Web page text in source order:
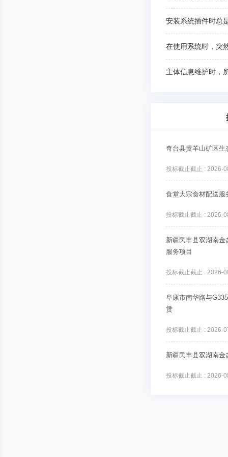
在使用系统时，突
主体信息维护时，
奇台县黄羊山矿区生
投标截止截止 : 2026-
食堂大宗食材配送服
投标截止截止 : 2026-
新疆民丰县双湖南
服务项目
投标截止截止 : 2026-
阜康市南华路与
赁
投标截止截止 : 2026-
新疆民丰县双湖南
投标截止截止 : 2026-